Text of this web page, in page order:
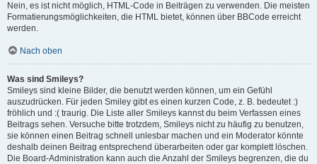
Nein, es ist nicht möglich, HTML-Code in Beiträgen zu verwenden. Die meisten
Formatierungsmöglichkeiten, die HTML bietet, können über BBCode erreicht
werden.
Nach oben
Was sind Smileys?
Smileys sind kleine Bilder, die benutzt werden können, um ein Gefühl
auszudrücken. Für jeden Smiley gibt es einen kurzen Code, z. B. bedeutet :)
fröhlich und :( traurig. Die Liste aller Smileys kannst du beim Verfassen eines
Beitrags sehen. Versuche bitte trotzdem, Smileys nicht zu häufig zu benutzen,
sie können einen Beitrag schnell unlesbar machen und ein Moderator könnte
deshalb deinen Beitrag entsprechend überarbeiten oder gar komplett löschen.
Die Board-Administration kann auch die Anzahl der Smileys begrenzen, die du